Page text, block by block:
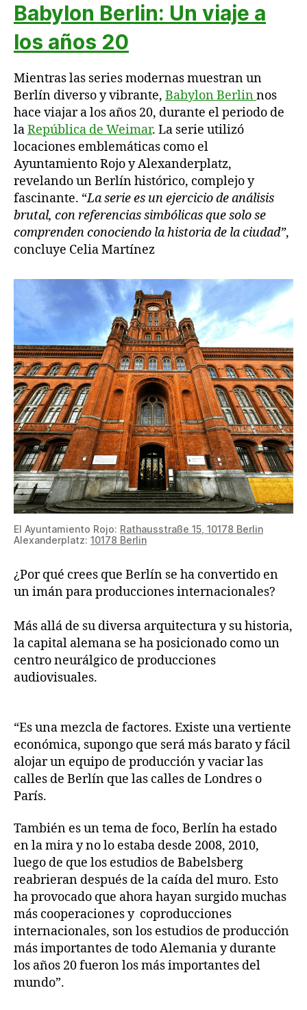
Babylon Berlin: Un viaje a
los años 20
Mientras las series modernas muestran un
Berlín diverso y vibrante, Babylon Berlinnos
hace viajar a los años 20, durante el periodo de
laRepública de Weimar. La serie utilizó
locaciones emblemáticas como el
Ayuntamiento Rojo y Alexanderplatz,
revelando un Berlín histórico, complejo y
fascinante. “La serie es un ejercicio de análisis
brutal, con referencias simbólicas que solo se
comprenden conociendo la historia de la ciudad”,
concluye Celia Martínez
El Ayuntamiento Rojo: Rathausstraße 15, 10178 Berlin
Alexanderplatz: 10178 Berlin
¿Por qué crees que Berlín se ha convertido en
un imán para producciones internacionales?
Más allá de su diversa arquitectura y su historia,
la capital alemana se ha posicionado como un
centro neurálgico de producciones
audiovisuales.
“Es una mezcla de factores. Existe una vertiente
económica, supongo que será más barato y fácil
alojar un equipo de producción y vaciar las
calles de Berlín que las calles de Londres o
París.
También es un tema de foco, Berlín ha estado
en la mira y no lo estaba desde 2008, 2010,
luego de que los estudios de Babelsberg
reabrieran después de la caída del muro. Esto
ha provocado que ahora hayan surgido muchas
más cooperaciones y coproducciones
internacionales, son los estudios de producción
más importantes de todo Alemania y durante
los años 20 fueron los más importantes del
mundo”.